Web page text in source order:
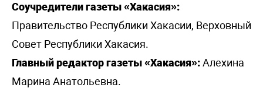
Соучредители газеты «Хакасия»:
Правительство Республики Хакасии, Верховный
Совет Республики Хакасия.
Главный редактор газеты «Хакасия»:Алехина
Марина Анатольевна.